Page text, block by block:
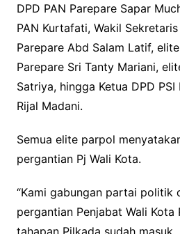
DPD PAN Parepare Sapar
PAN Kurtafati, Wakil
Parepare Abd Salam Latif,
Parepare Sri Tanty Mariani,
Satriya, hingga Ketua DPD PSI
Rijal Madani.
Semua elite parpol
pergantian Pj Wali Kota.
“Kami gabungan partai politik
pergantian Penjabat Wali Kota
tahapan Pilkada sudah